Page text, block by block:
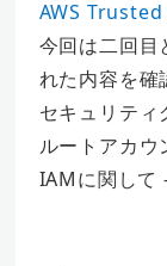
AWS
今回は二回
れた内容を確
セキュリティ
ルートアカウ
IAMに関して